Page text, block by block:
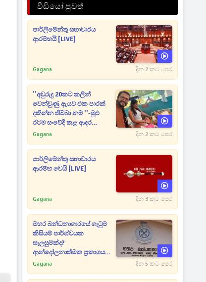
වීඩියෝ පුවත්
පාර්ලිමේන්තු සභාවාරය
ආරම්භයි [LIVE]
Gagana දින 2 කට පෙර
''අවුරුදු 20කට කලින්
වෙන්වුණු ඇයව එක පාරක්
දකින්න තිබ්බා නම් ''-මුළු
රටම සංවේදී කළ ආදර
අමරණීය මතකය
Gagana දින 2 කට පෙර
පාර්ලිමේන්තු සභාවාරය
ආරම්භ වෙයි [LIVE]
Gagana දින 3 කට පෙර
මහර බන්ධනාගාරයේ ගැටුම
කිසියම් පාර්ශ්වයක
සැලසුමක්ද?
ආන්දෝලනාත්මක ප්‍රකාශයක්
එළියට [VIDEO]
Gagana දින 5 කට පෙර